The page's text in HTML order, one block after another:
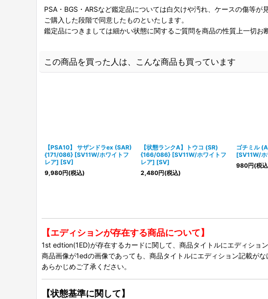
PSA・BGS・ARSなど鑑定品については白欠けや汚れ、ケースの傷等が
ご購入した段階で同意したものといたします。
鑑定品につきましては細かい状態に関するご質問を商品の性質上一切お
この商品を買った人は、こんな商品も買っています
【PSA10】 サザンドラex (SAR)
{171/086} [SV11W/ホワイトフ
レア] [SV]
9,980円(税込)
【状態ランクA】トウコ (SR)
{166/086} [SV11W/ホワイトフ
レア] [SV]
2,480円(税込)
ゴチミル
[SV11W/
980円(税
【エディションが存在する商品について】
1st edtion(1ED)が存在するカードに関して、商品タイトルにエディショ
商品画像が1edの画像であっても、商品タイトルにエディション記載がな
あらかじめご了承ください。
【状態基準に関して】